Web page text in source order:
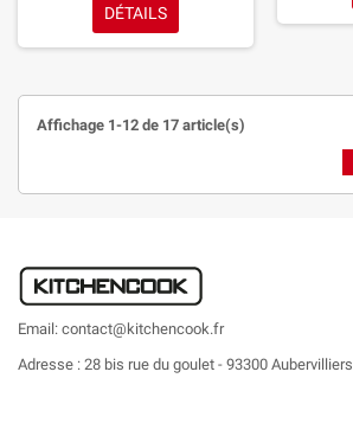
DÉTAILS
Affichage 1-12 de 17 article(s)
Email: contact@kitchencook.fr
Adresse : 28 bis rue du goulet - 93300 Aubervilliers